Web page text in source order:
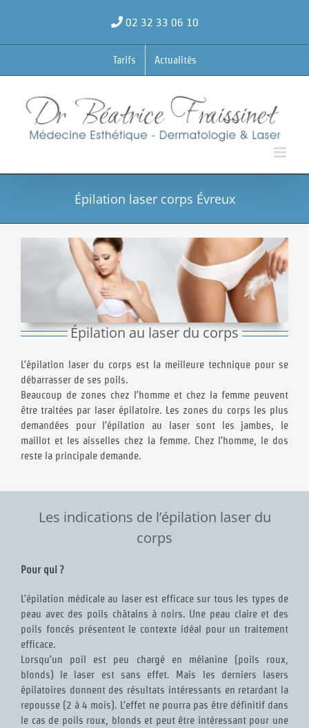
02 32 33 06 10
Tarifs Actualités
Épilation laser corps Évreux
Épilation au laser du corps
L’épilation laser du corps est la meilleure technique pour se
débarrasser de ses poils.
Beaucoup de zones chez l’homme et chez la femme peuvent
être traitées par laser épilatoire. Les zones du corps les plus
demandées pour l’épilation au laser sont les jambes, le
maillot et les aisselles chez la femme. Chez l’homme, le dos
reste la principale demande.
Les indications de l’épilation laser du
corps
Pour qui ?
L’épilation médicale au laser est efficace sur tous les types de
peau avec des poils châtains à noirs. Une peau claire et des
poils foncés présentent le contexte idéal pour un traitement
efficace.
Lorsqu’un poil est peu chargé en mélanine (poils roux,
blonds) le laser est sans effet. Mais les derniers lasers
épilatoires donnent des résultats intéressants en retardant la
repousse (2 à 4 mois). L’effet ne pourra pas être définitif dans
le cas de poils roux, blonds et peut être intéressant pour une